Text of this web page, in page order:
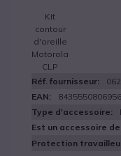
Kit
contour
d'oreille
Motorola
CLP
8435550806956